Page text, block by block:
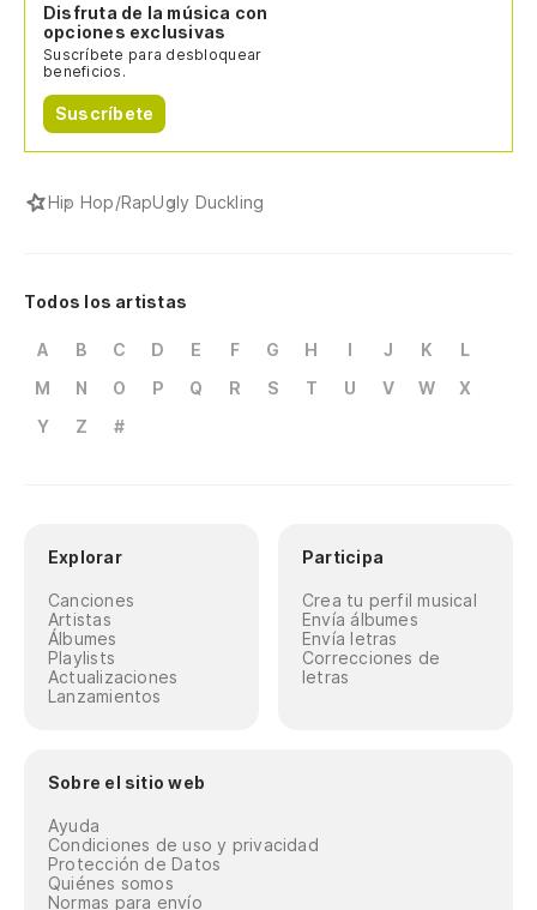
Disfruta de la música con
opciones exclusivas
Suscríbete para desbloquear
beneficios.
Suscríbete
Hip Hop/RapUgly Duckling
Todos los artistas
A B C D E F G H I J K
L
M
N O P Q R S T U V W
X
Y
Z #
Explorar
Canciones
Artistas
Álbumes
Playlists
Actualizaciones
Lanzamientos
Participa
Crea tu perfil musical
Envía álbumes
Envía letras
Correcciones de
letras
Sobre el sitio web
Ayuda
Condiciones de uso y privacidad
Protección de Datos
Quiénes somos
Normas para envío